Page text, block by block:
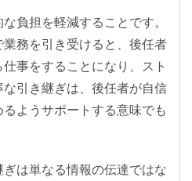
負担を軽減することです。
務を引き受けると、後任者
事をすることになり、スト
引き継ぎは、後任者が自信
ようサポートする意味でも
は単なる情報の伝達ではな